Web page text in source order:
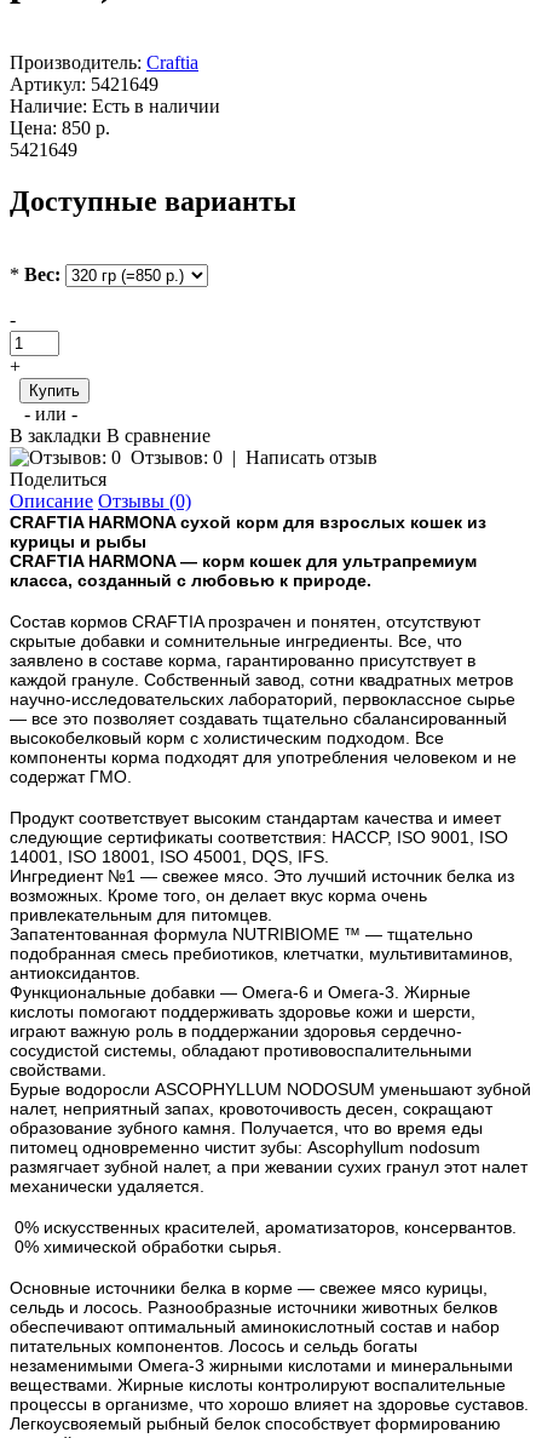
Производитель: Craftia
Артикул: 5421649
Наличие: Есть в наличии
Цена: 850 р.
5421649
Доступные варианты
* Вес:
-
+
Купить
- или -
В закладки В сравнение
Отзывов: 0 | Написать отзыв
Поделиться
Описание Отзывы (0)
CRAFTIA HARMONA сухой корм для взрослых кошек из
курицы и рыбы
CRAFTIA HARMONA — корм кошек для ультрапремиум
класса, созданный с любовью к природе.
Состав кормов CRAFTIA прозрачен и понятен, отсутствуют
скрытые добавки и сомнительные ингредиенты. Все, что
заявлено в составе корма, гарантированно присутствует в
каждой грануле. Собственный завод, сотни квадратных метров
научно-исследовательских лабораторий, первоклассное сырье
— все это позволяет создавать тщательно сбалансированный
высокобелковый корм с холистическим подходом. Все
компоненты корма подходят для употребления человеком и не
содержат ГМО.
Продукт соответствует высоким стандартам качества и имеет
следующие сертификаты соответствия: HACCP, ISO 9001, ISO
14001, ISO 18001, ISO 45001, DQS, IFS.
Ингредиент №1 — свежее мясо. Это лучший источник белка из
возможных. Кроме того, он делает вкус корма очень
привлекательным для питомцев.
Запатентованная формула NUTRIBIOME ™ — тщательно
подобранная смесь пребиотиков, клетчатки, мультивитаминов,
антиоксидантов.
Функциональные добавки — Омега-6 и Омега-3. Жирные
кислоты помогают поддерживать здоровье кожи и шерсти,
играют важную роль в поддержании здоровья сердечно-
сосудистой системы, обладают противовоспалительными
свойствами.
Бурые водоросли ASCOPHYLLUM NODOSUM уменьшают зубной
налет, неприятный запах, кровоточивость десен, сокращают
образование зубного камня. Получается, что во время еды
питомец одновременно чистит зубы: Ascophyllum nodosum
размягчает зубной налет, а при жевании сухих гранул этот налет
механически удаляется.
0% искусственных красителей, ароматизаторов, консервантов.
0% химической обработки сырья.
Основные источники белка в корме — свежее мясо курицы,
сельдь и лосось. Разнообразные источники животных белков
обеспечивают оптимальный аминокислотный состав и набор
питательных компонентов. Лосось и сельдь богаты
незаменимыми Омега-3 жирными кислотами и минеральными
веществами. Жирные кислоты контролируют воспалительные
процессы в организме, что хорошо влияет на здоровье суставов.
Легкоусвояемый рыбный белок способствует формированию